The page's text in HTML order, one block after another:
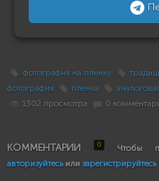
фотография на пленку
фотография
пленка
1302 просмотра
0
КОММЕНТАРИИ 0
Чтобы
авторизуйтесьили зарегистрируйтесь